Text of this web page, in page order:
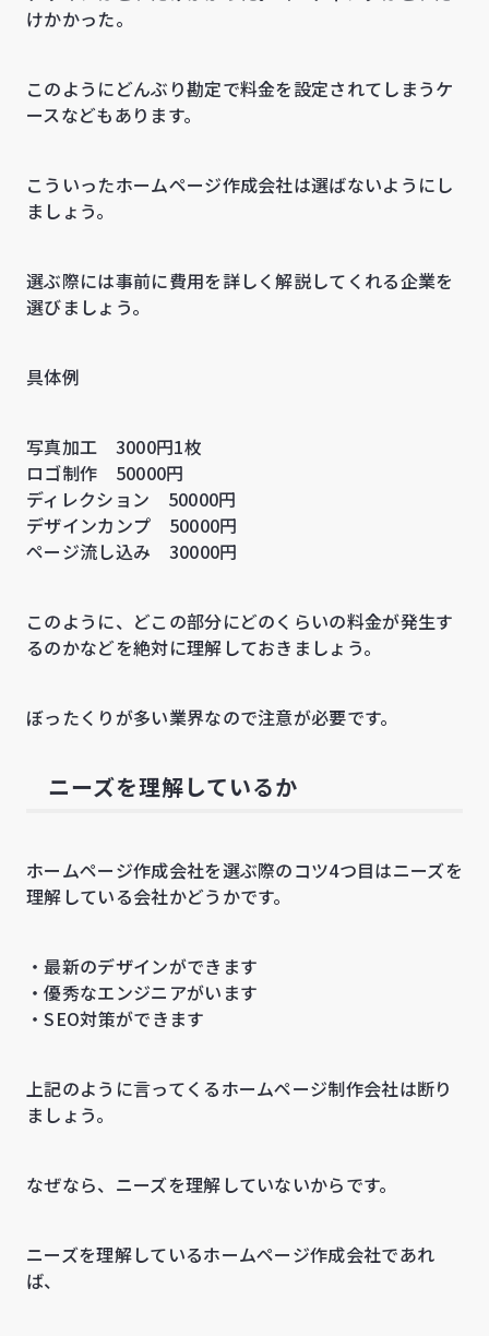
けかかった。
このようにどんぶり勘定で料金を設定されてしまうケ
ースなどもあります。
こういったホームページ作成会社は選ばないようにし
ましょう。
選ぶ際には事前に費用を詳しく解説してくれる企業を
選びましょう。
具体例
写真加工 3000円1枚
ロゴ制作 50000円
ディレクション 50000円
デザインカンプ 50000円
ページ流し込み 30000円
このように、どこの部分にどのくらいの料金が発生す
るのかなどを絶対に理解しておきましょう。
ぼったくりが多い業界なので注意が必要です。
ニーズを理解しているか
ホームページ作成会社を選ぶ際のコツ4つ目はニーズを
理解している会社かどうかです。
・最新のデザインができます
・優秀なエンジニアがいます
・SEO対策ができます
上記のように言ってくるホームページ制作会社は断り
ましょう。
なぜなら、ニーズを理解していないからです。
ニーズを理解しているホームページ作成会社であれ
ば、